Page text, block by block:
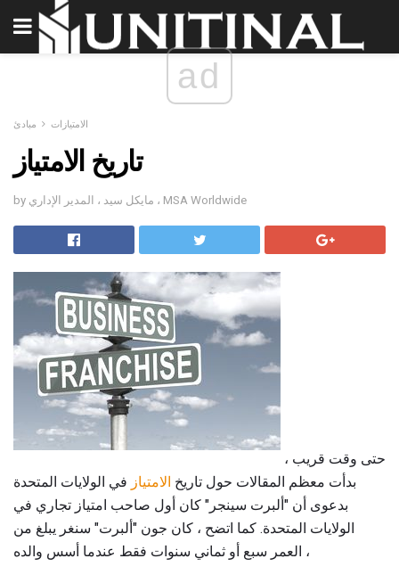
ad
الامتيازات مبادئ
تاريخ الامتياز
by مايكل سيد ، المدير الإداري ، MSA Worldwide
بدأت معظم المقالات حول تاريخ الامتياز في الولايات المتحدة
بدعوى أن "ألبرت سينجر" كان أول صاحب امتياز تجاري في
الولايات المتحدة. كما اتضح ، كان جون "ألبرت" سنغر يبلغ من
العمر سبع أو ثماني سنوات فقط عندما أسس والده ،